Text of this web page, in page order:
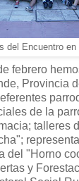
del Encuentro en
febrero
Provincia
de la
talleres
del "Horno
y